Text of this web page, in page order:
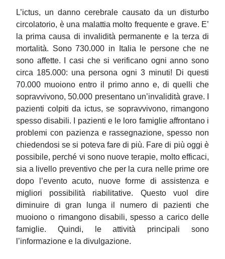
L’ictus, un danno cerebrale causato da un disturbo
circolatorio, è una malattia molto frequente e grave. E’
la prima causa di invalidità permanente e la terza di
mortalità. Sono 730.000 in Italia le persone che ne
sono affette. I casi che si verificano ogni anno sono
circa 185.000: una persona ogni 3 minuti! Di questi
70.000 muoiono entro il primo anno e, di quelli che
sopravvivono, 50.000 presentano un’invalidità grave. I
pazienti colpiti da ictus, se sopravvivono, rimangono
spesso disabili. I pazienti e le loro famiglie affrontano i
problemi con pazienza e rassegnazione, spesso non
chiedendosi se si poteva fare di più. Fare di più oggi è
possibile, perché vi sono nuove terapie, molto efficaci,
sia a livello preventivo che per la cura nelle prime ore
dopo l’evento acuto, nuove forme di assistenza e
migliori possibilità riabilitative. Questo vuol dire
diminuire di gran lunga il numero di pazienti che
muoiono o rimangono disabili, spesso a carico delle
famiglie. Quindi, le attività principali sono
l’informazione e la divulgazione.